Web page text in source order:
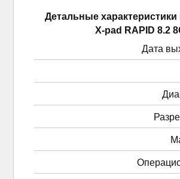
Детальные
X-pad RAPID 8.2
Дата